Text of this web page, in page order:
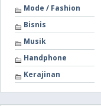
Mode / Fashion
Bisnis
Musik
Handphone
Kerajinan